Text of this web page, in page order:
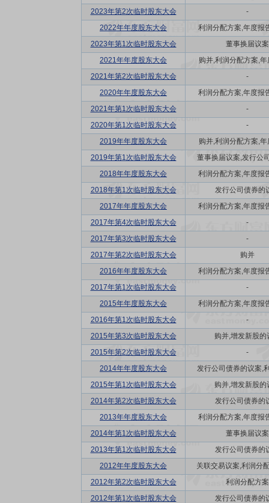
2023年第2次临时股东大会
-
2022年年度股东大会
利润分配方案,年度报
2023年第1次临时股东大会
董事换届议案
2021年年度股东大会
购并,利润分配方案,年
2021年第2次临时股东大会
-
2020年年度股东大会
利润分配方案,年度报
2021年第1次临时股东大会
-
2020年第1次临时股东大会
-
2019年年度股东大会
购并,利润分配方案,年
2019年第1次临时股东大会
董事换届议案,发行公
2018年年度股东大会
利润分配方案,年度报
2018年第1次临时股东大会
发行公司债券的
2017年年度股东大会
利润分配方案,年度报
2017年第4次临时股东大会
-
2017年第3次临时股东大会
-
2017年第2次临时股东大会
购并
2016年年度股东大会
利润分配方案,年度报
2017年第1次临时股东大会
-
2015年年度股东大会
利润分配方案,年度报
2016年第1次临时股东大会
-
2015年第3次临时股东大会
购并,增发新股的
2015年第2次临时股东大会
-
2014年年度股东大会
发行公司债券的议案,
2015年第1次临时股东大会
购并,增发新股的
2014年第2次临时股东大会
发行公司债券的
2013年年度股东大会
利润分配方案,年度报
2014年第1次临时股东大会
董事换届议案
2013年第1次临时股东大会
发行公司债券的
2012年年度股东大会
关联交易议案,利润分
2012年第2次临时股东大会
利润分配方案
2012年第1次临时股东大会
发行公司债券的